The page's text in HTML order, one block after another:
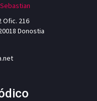
Ofic. 216
Donostia